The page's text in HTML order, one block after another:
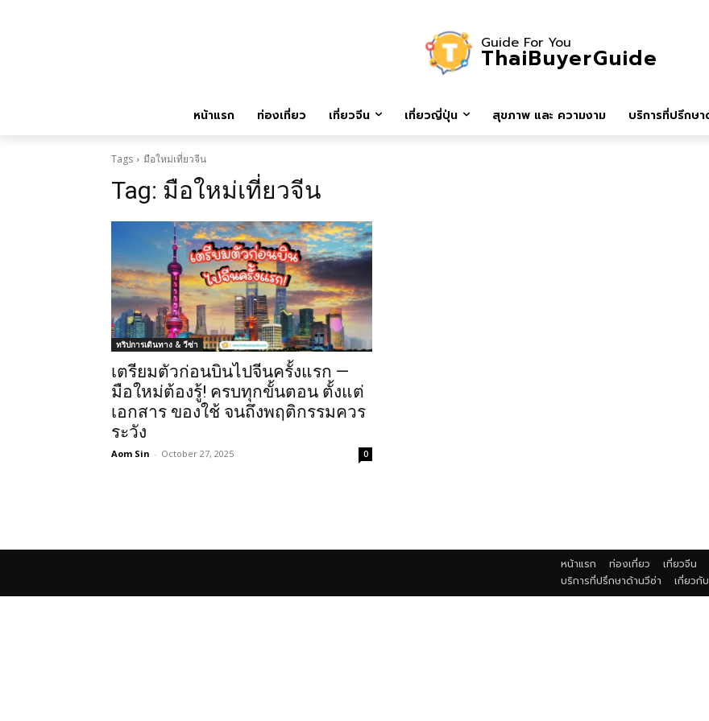
Guide For You
ThaiBuyerGuide
หน้าแรก ท่องเที่ยว เที่ยวจีน เที่ยวญี่ปุ่น สุขภาพ และ ความงาม บริการที่ปรึกษา
Tags มือใหม่เที่ยวจีน
Tag: มือใหม่เที่ยวจีน
ทริปการเดินทาง & วีซ่า
เตรียมตัวก่อนบินไปจีนครั้งแรก —
มือใหม่ต้องรู้! ครบทุกขั้นตอน ตั้งแต่
เอกสาร ของใช้ จนถึงพฤติกรรมควร
ระวัง
Aom Sin - October 27, 2025 0
หน้าแรก ท่องเที่ยว เที่ยวจีน
บริการที่ปรึกษาด้านวีซ่า
เกี่ยวกับ